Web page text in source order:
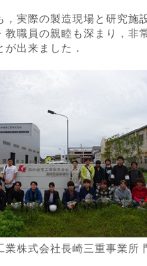
実際の製造現場と研究施
教職員の親睦も深まり，非
が出来ました．
業株式会社長崎三重事業所